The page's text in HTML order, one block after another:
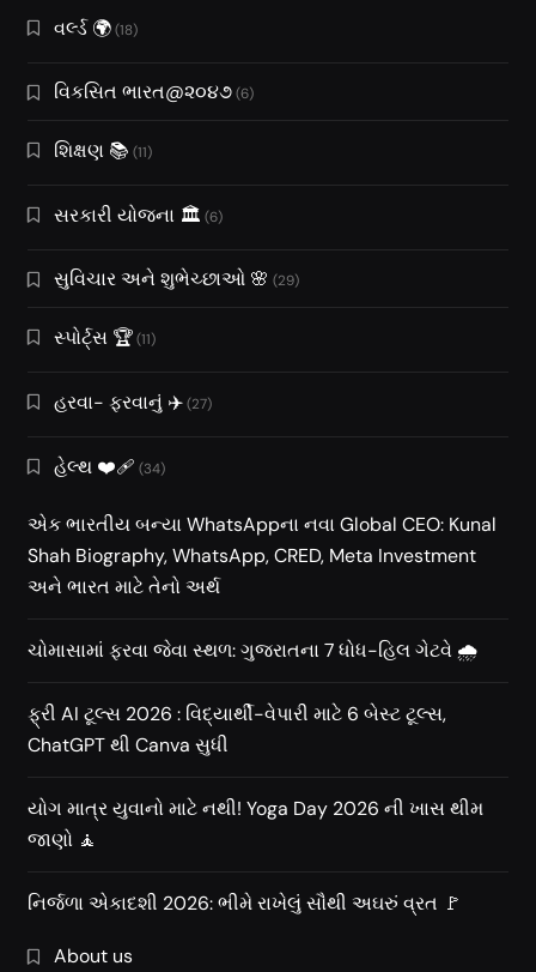
વર્લ્ડ 🌍(18)
વિકસિત ભારત@૨૦૪૭(6)
શિક્ષણ 📚 (11)
સરકારી યોજના 🏛️ (6)
સુવિચાર અને શુભેચ્છાઓ 🌸 (29)
સ્પોર્ટ્સ 🏆(11)
હરવા- ફરવાનું ✈️(27)
હેલ્થ ❤️‍🩹 (34)
એક ભારતીય બન્યા WhatsAppના નવા Global CEO: Kunal
Shah Biography, WhatsApp, CRED, Meta Investment
અને ભારત માટે તેનો અર્થ
ચોમાસામાં ફરવા જેવા સ્થળ: ગુજરાતના 7 ધોધ-હિલ ગેટવે 🌧️
ફ્રી AI ટૂલ્સ 2026 : વિદ્યાર્થી-વેપારી માટે 6 બેસ્ટ ટૂલ્સ,
ChatGPT થી Canva સુધી
યોગ માત્ર યુવાનો માટે નથી! Yoga Day 2026 ની ખાસ થીમ
જાણો 🧘
નિર્જળા એકાદશી 2026: ભીમે રાખેલું સૌથી અઘરું વ્રત 🚩
About us